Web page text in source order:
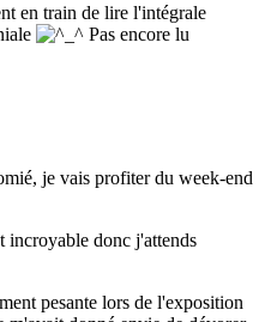
en train de lire l'intégrale
Pas encore lu
je vais profiter du week-end
incroyable donc j'attends
pesante lors de l'exposition